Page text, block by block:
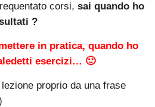
corsi, sai quando ho
?
in pratica, quando ho
esercizi… 🙂
proprio da una frase